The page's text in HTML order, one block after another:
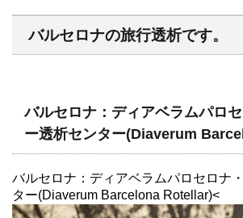
バルセロナの旅行透析です。
バルセロナ：ディアベラムパロ
ー透析センター(Diaverum
バルセロナ：ディアベラムパロセロナ
ター(Diaverum Barcelona Rotellar)<